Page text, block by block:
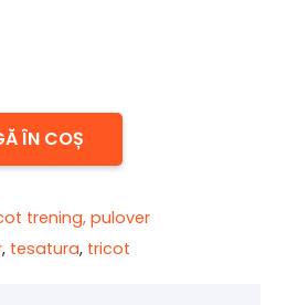
ÎN COȘ
trening, pulover
, tesatura, tricot